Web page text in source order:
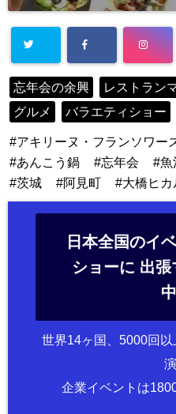
忘年会の余興 レストラン
グルメ
バラエティショー
アキリーヌ・フランソワー
あんこう鍋
忘年会 魚
茨城
阿見町 大橋ヒカ
日本全国のイ
ショーに 出
世界14ヶ国、5000回
企業イベントは